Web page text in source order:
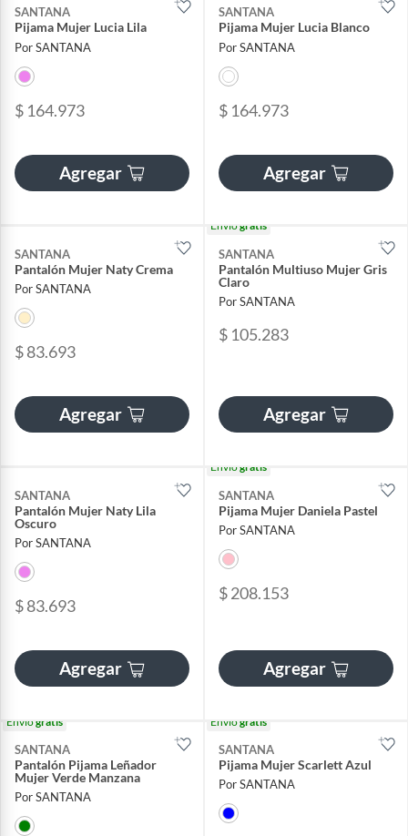
SANTANA
Pijama Mujer Lucia Lila
Por SANTANA
$ 164.973
Agregar
SANTANA
Pijama Mujer Lucia Blanco
Por SANTANA
$ 164.973
Agregar
SANTANA
Pantalón Mujer Naty Crema
Por SANTANA
$ 83.693
Agregar
Envíogratis
SANTANA
Pantalón Multiuso Mujer Gris
Claro
Por SANTANA
$ 105.283
Agregar
SANTANA
Pantalón Mujer Naty Lila
Oscuro
Por SANTANA
$ 83.693
Agregar
Envíogratis
SANTANA
Pijama Mujer Daniela Pastel
Por SANTANA
$ 208.153
Agregar
Envíogratis
SANTANA
Pantalón Pijama Leñador
Mujer Verde Manzana
Por SANTANA
Envíogratis
SANTANA
Pijama Mujer Scarlett Azul
Por SANTANA